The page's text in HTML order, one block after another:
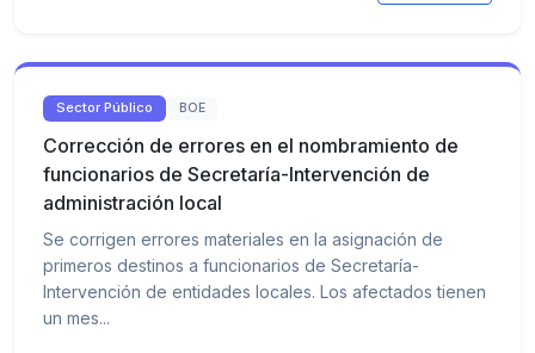
Sector Público BOE
Corrección de errores en el nombramiento de
funcionarios de Secretaría-Intervención de
administración local
Se corrigen errores materiales en la asignación de
primeros destinos a funcionarios de Secretaría-
Intervención de entidades locales. Los afectados tienen
un mes...